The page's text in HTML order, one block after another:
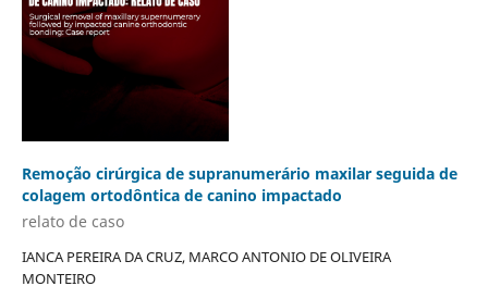
Remoção cirúrgica de supranumerário maxilar seguida de
colagem ortodôntica de canino impactado
relato de caso
IANCA PEREIRA DA CRUZ, MARCO ANTONIO DE OLIVEIRA
MONTEIRO